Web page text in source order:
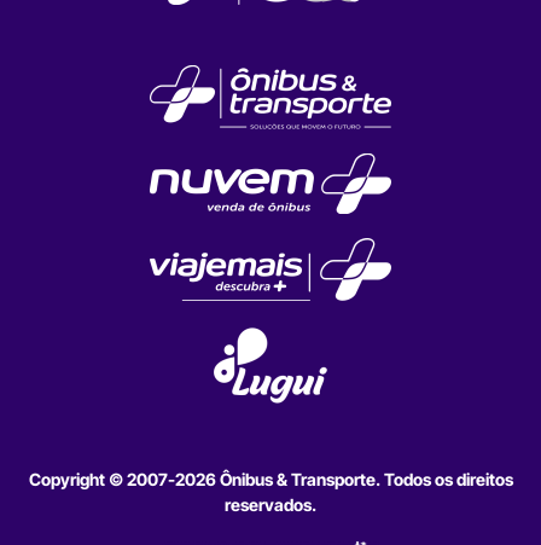
Copyright © 2007-2026 Ônibus & Transporte. Todos os direitos
reservados.